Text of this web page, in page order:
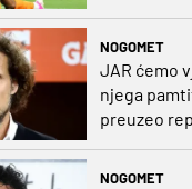
NOGOMET
JAR ćemo
njega
preuzeo
NOGOMET